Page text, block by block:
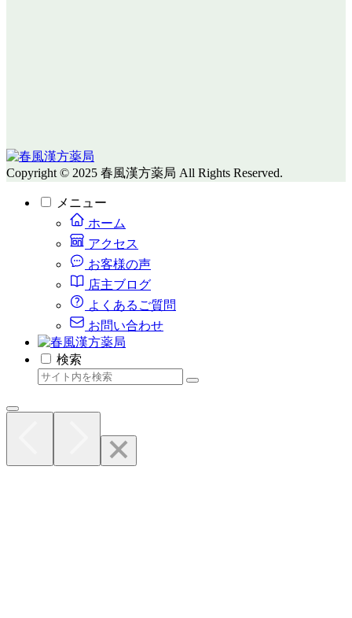
Copyright © 2025 春風漢方薬局 All Rights Reserved.
メニュー
ホーム
アクセス
お客様の声
店主ブログ
よくあるご質問
お問い合わせ
検索